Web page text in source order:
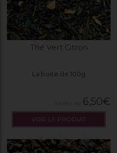
Thé Vert Citron
La boite de 100g
6,50€
VOIR LE PRODUIT